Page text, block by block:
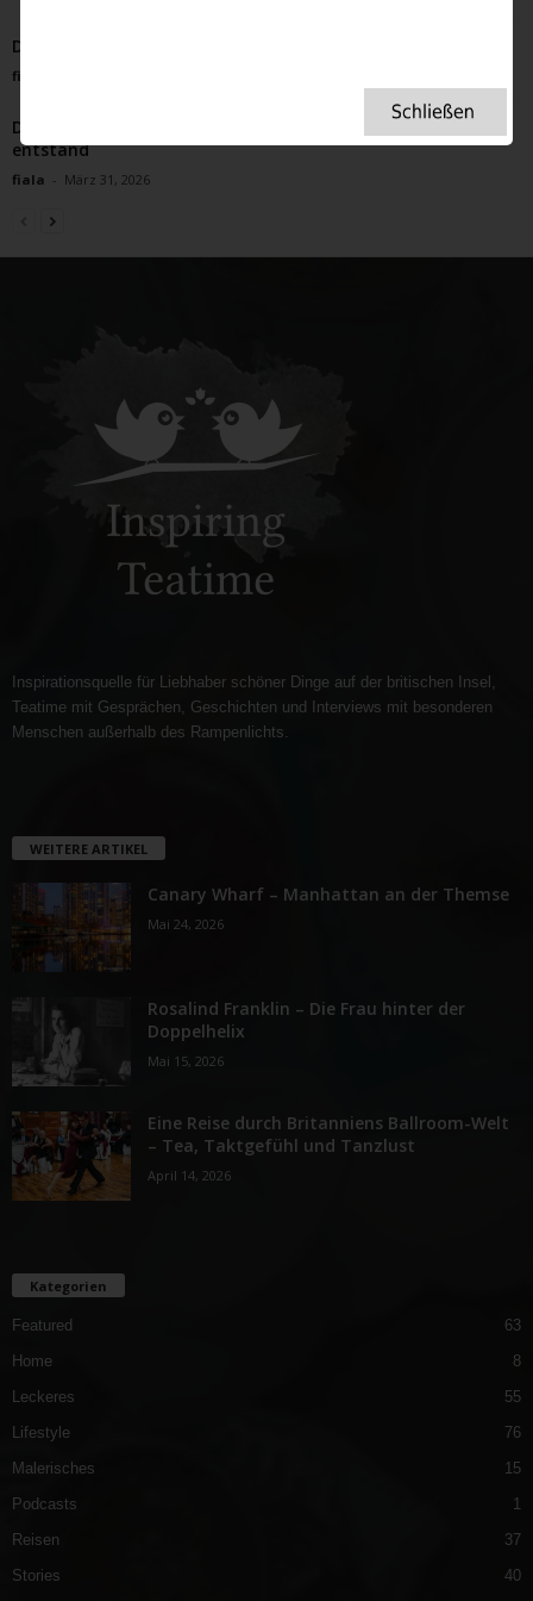
Die Nebel Dartmoors – auch uns hielten sie gefangen.
fiala
Die Erfindung des Frühlings – wie die britische Gartenkultur
entstand
fiala - März 31, 2026
Inspirationsquelle für Liebhaber schöner Dinge auf der britischen Insel,
Teatime mit Gesprächen, Geschichten und Interviews mit besonderen
Menschen außerhalb des Rampenlichts.
WEITERE ARTIKEL
Canary Wharf – Manhattan an der Themse
Mai 24, 2026
Rosalind Franklin – Die Frau hinter der
Doppelhelix
Mai 15, 2026
Eine Reise durch Britanniens Ballroom-Welt
– Tea, Taktgefühl und Tanzlust
April 14, 2026
Kategorien
Featured
63
Home
8
Leckeres
55
Lifestyle
76
Malerisches
15
Podcasts
1
Reisen
37
Stories
40